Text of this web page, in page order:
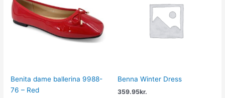
Benita dame ballerina 9988-
76 – Red
Benna Winter Dress
359.95kr.